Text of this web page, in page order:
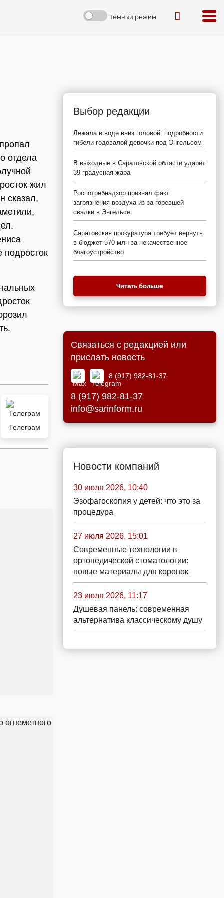
Темный режим
отдела
жил
сказал,
подросток
Телеграм
Выбор редакции
Лежала в воде вниз головой: подробности
гибели годовалой девочки под Энгельсом
В выходные в Саратовской области ударит
39-градусная жара
Роспотребнадзор признал факт
загрязнения воздуха из-за горевшей
свалки в Энгельсе
Саратовская прокуратура требует вернуть
в бюджет 570 млн за некачественное
благоустройство
Читать больше
Связаться с редакцией или
прислать новость
8 (917) 982-81-37
8 (917) 982-81-37
info@sarinform.ru
Новости компаний
30 июля 2026, 10:40
Эзофагоскопия у детей: что это за
процедура
27 июля 2026, 15:01
Современные технологии в
ортопедической стоматологии:
новые материалы для коронок
23 июля 2026, 11:17
Душевая панель: современная
альтернатива классическому душу